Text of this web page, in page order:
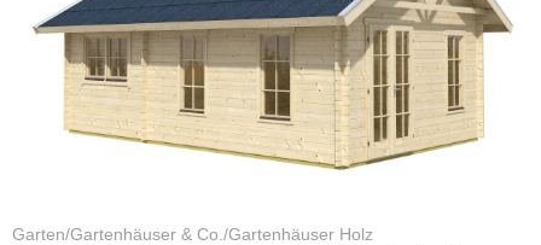
Garten/Gartenhäuser & Co./Gartenhäuser Holz